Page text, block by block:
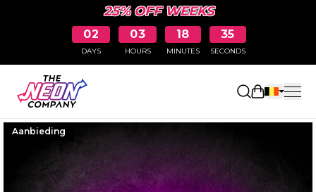
25% OFF WEEKS
02
DAYS
03
HOURS
18
MINUTES
34
SECONDS
Aanbieding